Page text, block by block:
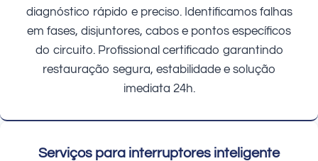
diagnóstico rápido e preciso. Identificamos falhas
em fases, disjuntores, cabos e pontos específicos
do circuito. Profissional certificado garantindo
restauração segura, estabilidade e solução
imediata 24h.
Serviços para interruptores inteligente